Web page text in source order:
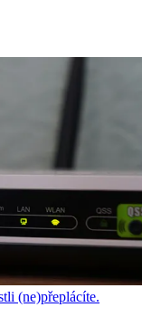
(ne)přeplácíte.